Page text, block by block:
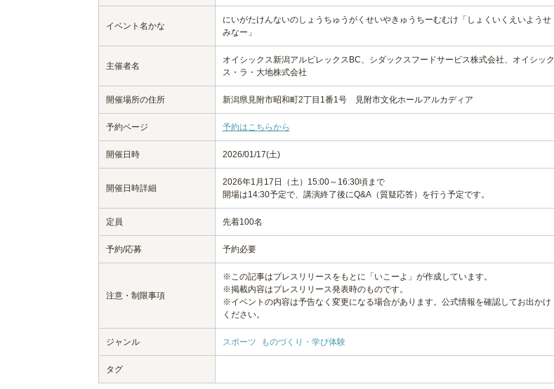
イベント名かな
にいがたけんないのしょうちゅうがくせいやきゅうちーむむけ「しょくいくえいようせ
みなー」
主催者名
オイシックス新潟アルビレックスBC、シダックスフードサービス株式会社、オイシック
ス・ラ・大地株式会社
開催場所の住所 新潟県見附市昭和町2丁目1番1号 見附市文化ホールアルカディア
予約ページ 予約はこちらから
開催日時 2026/01/17(土)
開催日時詳細
2026年1月17日（土）15:00～16:30頃まで
開場は14:30予定で、講演終了後にQ&A（質疑応答）を行う予定です。
定員 先着100名
予約/応募 予約必要
注意・制限事項
※この記事はプレスリリースをもとに「いこーよ」が作成しています。
※掲載内容はプレスリリース発表時のものです。
※イベントの内容は予告なく変更になる場合があります。公式情報を確認してお出かけ
ください。
ジャンル スポーツ ものづくり・学び体験
タグ